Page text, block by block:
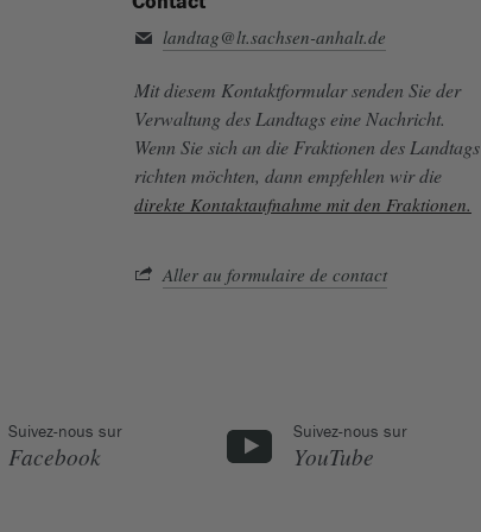
landtag@lt.sachsen-anhalt.de
Mit diesem Kontaktformular senden Sie der
Verwaltung des Landtags eine Nachricht.
Wenn Sie sich an die Fraktionen des Landtags
richten möchten, dann empfehlen wir die
direkte Kontaktaufnahme mit den Fraktionen.
Aller au formulaire de contact
Suivez-nous sur
Facebook
Suivez-nous sur
YouTube